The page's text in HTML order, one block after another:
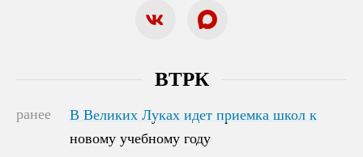
ВТРК
ранее
В Великих Луках идет приемка школ к
новому учебному году
В Великих Луках идет приемка школ к
новому учебному году